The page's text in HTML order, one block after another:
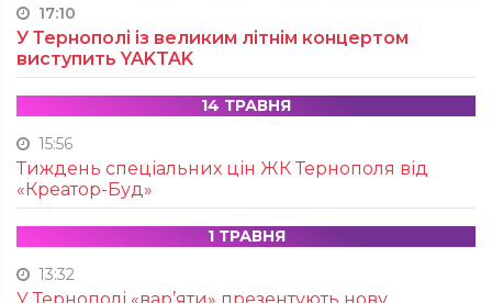
17:10
У Тернополі із великим літнім концертом
виступить YAKTAK
14 ТРАВНЯ
15:56
Тиждень спеціальних цін ЖК Тернополя від
«Креатор-Буд»
1 ТРАВНЯ
13:32